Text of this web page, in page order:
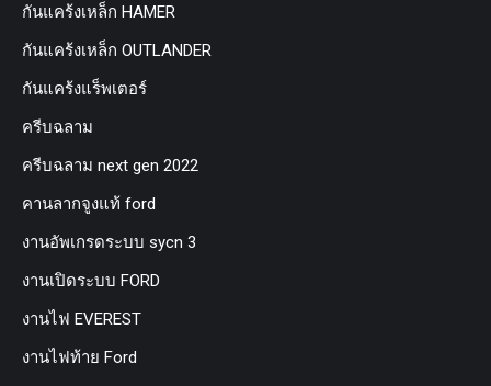
กันแคร้งเหล็ก HAMER
กันแคร้งเหล็ก OUTLANDER
กันแคร้งแร็พเตอร์
ครีบฉลาม
ครีบฉลาม next gen 2022
คานลากจูงแท้ ford
งานอัพเกรดระบบ sycn 3
งานเปิดระบบ FORD
งานไฟ EVEREST
งานไฟท้าย Ford